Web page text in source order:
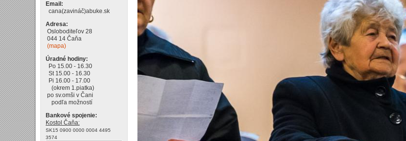
Email:
cana(zavináč)abuke.sk
Adresa:
Osloboditeľov 28
044 14 Čaňa
(mapa)
Úradné hodiny:
Po 15.00 - 16.30
St 15.00 - 16.30
Pi 16.00 - 17.00
(okrem 1.piatka)
po sv.omši v Čani
podľa možností
Bankové spojenie:
Kostol Čaňa:
SK15 0900 0000 0004 4495
3574